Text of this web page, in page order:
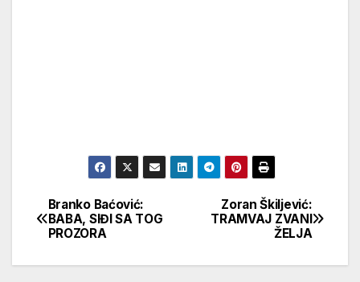
Кретање
чланка
Zoran Škiljević:
TRAMVAJ ZVANI
ŽELJA
Branko Baćović:
BABA, SIĐI SA TOG
PROZORA